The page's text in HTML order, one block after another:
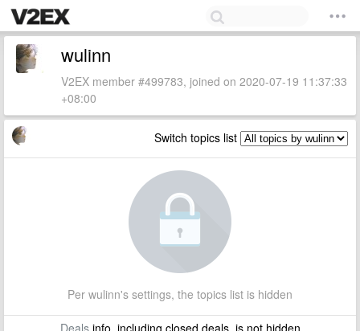
wulinn
V2EX member #499783, joined on 2020-07-19 11:37:33
+08:00
Switch topics list
Per wulinn's settings, the topics list is hidden
Dealsinfo, including closed deals, is not hidden